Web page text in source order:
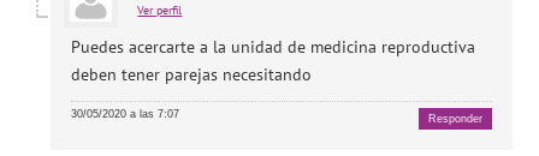
Ver perfil
Puedes acercarte a la unidad de medicina reproductiva
deben tener parejas necesitando
30/05/2020 a las 7:07 Responder